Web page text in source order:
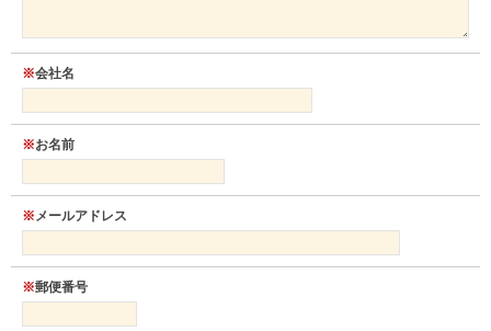
3. 収集した情報の利用および提供の制限
当サイトで収集した情報は、当財団からの情報の配信及び問い合せ
への回答といった 連絡や当サイトの円滑な運営および改善のための参
考として利用します。 またお寄せいただいたご意見等は、今後の施策
に基づく開示請求があった場合、本人の同意があった場合、その他特
別な理由のある場合を除き、第三者に提供いたしません。
4. 適用範囲
本プライバシーポリシーは、当サイトにおいてのみ適用されます。
※会社名
※お名前
※メールアドレス
※郵便番号